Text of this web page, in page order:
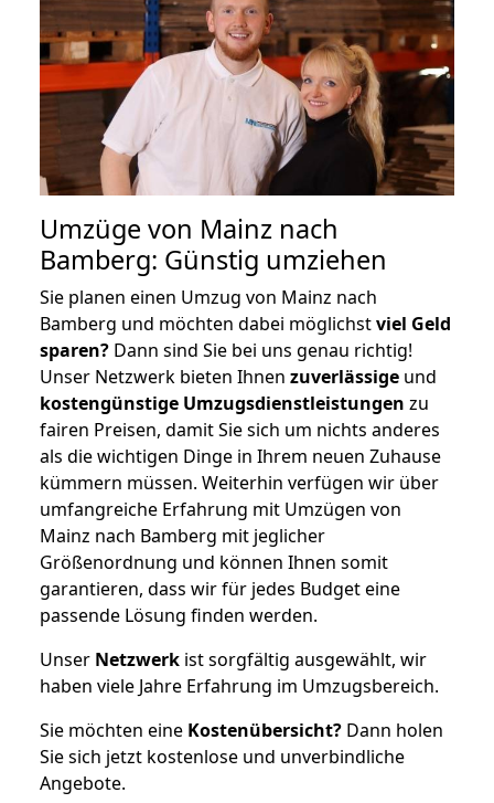
Umzüge von Mainz nach
Bamberg: Günstig umziehen
Sie planen einen Umzug von Mainz nach
Bamberg und möchten dabei möglichstviel Geld
sparen? Dann sind Sie bei uns genau richtig!
Unser Netzwerk bieten Ihnen zuverlässige und
kostengünstige Umzugsdienstleistungen zu
fairen Preisen, damit Sie sich um nichts anderes
als die wichtigen Dinge in Ihrem neuen Zuhause
kümmern müssen. Weiterhin verfügen wir über
umfangreiche Erfahrung mit Umzügen von
Mainz nach Bamberg mit jeglicher
Größenordnung und können Ihnen somit
garantieren, dass wir für jedes Budget eine
passende Lösung finden werden.
Unser Netzwerk ist sorgfältig ausgewählt, wir
haben viele Jahre Erfahrung im Umzugsbereich.
Sie möchten eine Kostenübersicht? Dann holen
Sie sich jetzt kostenlose und unverbindliche
Angebote.